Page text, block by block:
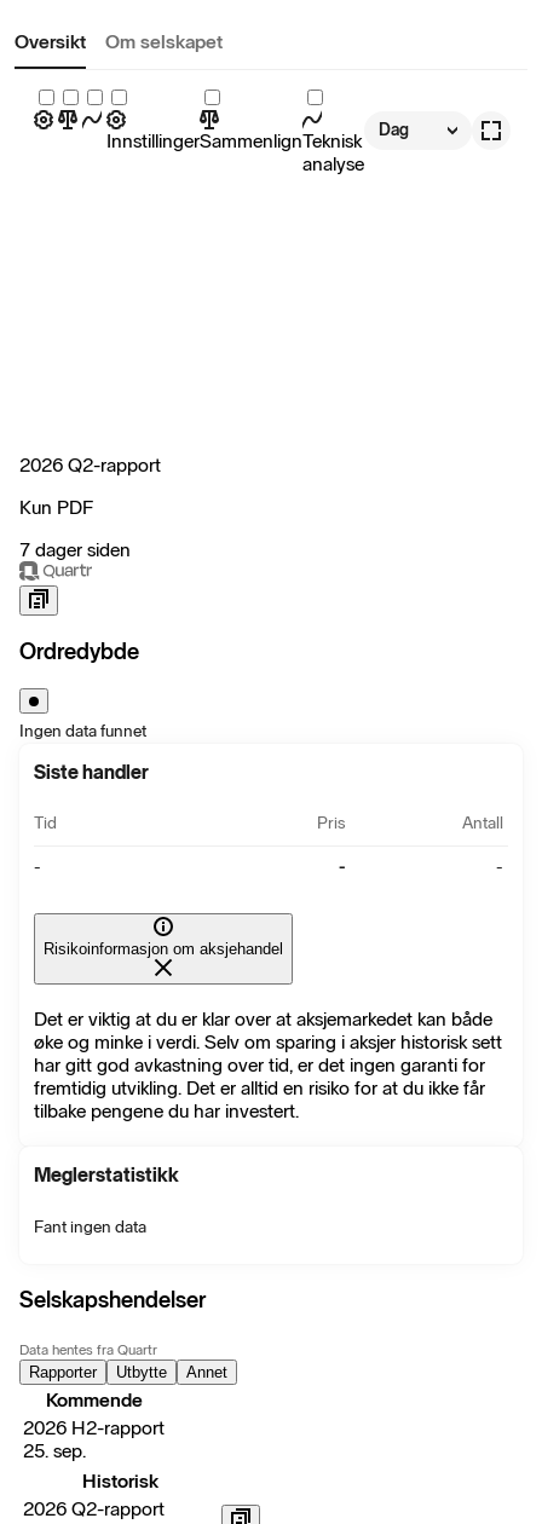
Oversikt Om selskapet
InnstillingerSammenlignTeknisk
analyse
Dag
2026 Q2-rapport
Kun PDF
7 dager siden
Ordredybde
Ingen data funnet
Siste handler
Tid Pris Antall
- - -
Risikoinformasjon om aksjehandel
Det er viktig at du er klar over at aksjemarkedet kan både
øke og minke i verdi. Selv om sparing i aksjer historisk sett
har gitt god avkastning over tid, er det ingen garanti for
fremtidig utvikling. Det er alltid en risiko for at du ikke får
tilbake pengene du har investert.
Meglerstatistikk
Fant ingen data
Selskapshendelser
Data hentes fra Quartr
Rapporter Utbytte Annet
Kommende
2026 H2-rapport
25. sep.
Historisk
2026 Q2-rapport